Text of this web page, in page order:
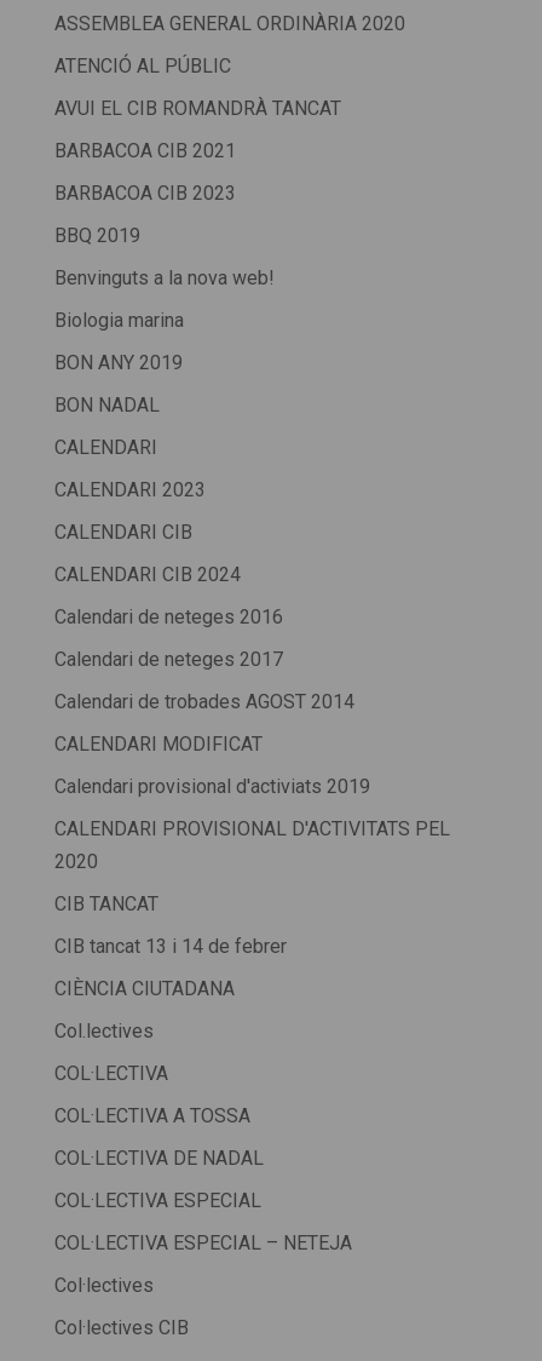
ASSEMBLEA GENERAL ORDINÀRIA 2020
ATENCIÓ AL PÚBLIC
AVUI EL CIB ROMANDRÀ TANCAT
BARBACOA CIB 2021
BARBACOA CIB 2023
BBQ 2019
Benvinguts a la nova web!
Biologia marina
BON ANY 2019
BON NADAL
CALENDARI
CALENDARI 2023
CALENDARI CIB
CALENDARI CIB 2024
Calendari de neteges 2016
Calendari de neteges 2017
Calendari de trobades AGOST 2014
CALENDARI MODIFICAT
Calendari provisional d'activiats 2019
CALENDARI PROVISIONAL D'ACTIVITATS PEL
2020
CIB TANCAT
CIB tancat 13 i 14 de febrer
CIÈNCIA CIUTADANA
Col.lectives
COL·LECTIVA
COL·LECTIVA A TOSSA
COL·LECTIVA DE NADAL
COL·LECTIVA ESPECIAL
COL·LECTIVA ESPECIAL – NETEJA
Col·lectives
Col·lectives CIB